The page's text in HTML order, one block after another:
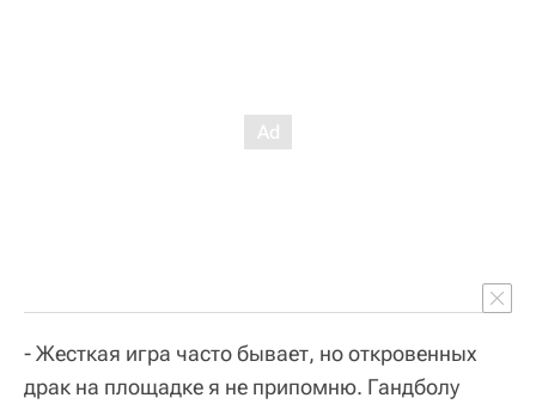
- Жесткая игра часто бывает, но откровенных
драк на площадке я не припомню. Гандболу